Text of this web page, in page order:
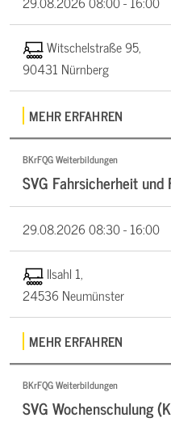
Witschelstraße 95,
90431 Nürnberg
MEHR ERFAHREN
BKrFQG Weiterbildungen
SVG Fahrsicherheit
29.08.202608:30 - 16:00
Ilsahl 1,
24536 Neumünster
MEHR ERFAHREN
BKrFQG Weiterbildungen
SVG Wochenschulung